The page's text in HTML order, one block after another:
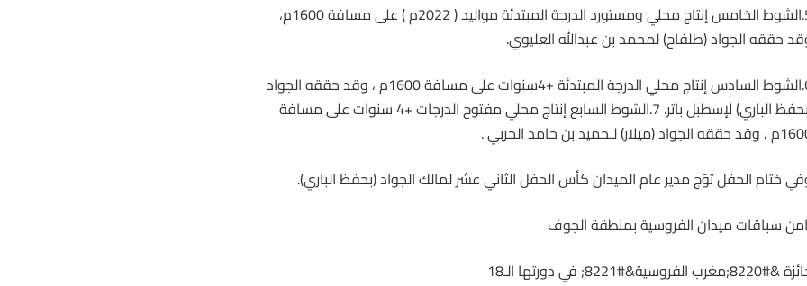
5.الشوط الخامس إنتاج محلي ومستورد الدرجة المبتدئة مواليد ( 2022م ) على مسافة 1600م،
حققه الجواد (طلفاح) لمحمد بن عبدالله العليوي.
1600م ، وقد حققه
الجواد
(بحفظ الباري) لإسطبل باتر. 7.الشوط السابع إنتاج محلي مفتوح الدرجات +4 سنوات على مسافة
(ميلار) لـحميد بن حامد الحربي .
ختام الحفل توّج مدير عام الميدان كأس الحفل الثاني عشر لمالك الجواد (بحفظ الباري).
سباقات ميدان الفروسية بمنطقة الجوف
الفروسية&#8221; في دورتها الـ18